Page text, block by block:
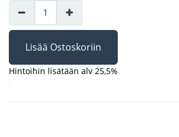
Lisää Ostoskoriin
Hintoihin lisätään alv 25,5%